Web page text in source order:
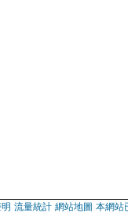
流量統計 網站地圖 本網站